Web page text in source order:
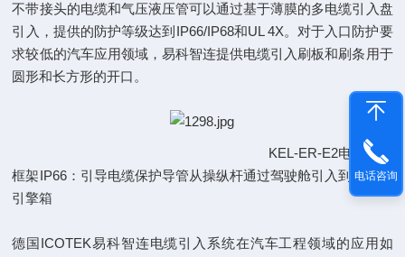
不带接头的电缆和气压液压管可以通过基于薄膜的多电缆引入盘
引入，提供的防护等级达到IP66/IP68和UL 4X。对于入口防护要
求较低的汽车应用领域，易科智连提供电缆引入刷板和刷条用于
圆形和长方形的开口。
KEL-ER-E2电缆引入
框架IP66：引导电缆保护导管从操纵杆通过驾驶舱引入到压路机
引擎箱
德国ICOTEK易科智连电缆引入系统在汽车工程领域的应用如
电话咨询